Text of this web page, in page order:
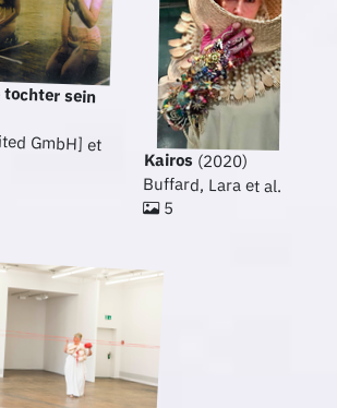
sein
GmbH] et
Kairos (2020)
Buffard, Lara et al.
5